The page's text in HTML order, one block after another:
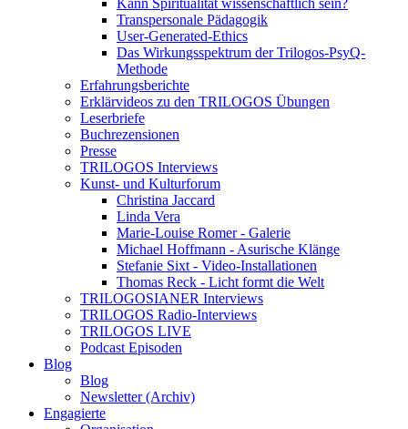
Transpersonale Pädagogik
User-Generated-Ethics
Das Wirkungsspektrum der Trilogos-PsyQ-
Methode
Erfahrungsberichte
Erklärvideos zu den TRILOGOS Übungen
Leserbriefe
Buchrezensionen
Presse
TRILOGOS Interviews
Kunst- und Kulturforum
Christina Jaccard
Linda Vera
Marie-Louise Romer - Galerie
Michael Hoffmann - Asurische Klänge
Stefanie Sixt - Video-Installationen
Thomas Reck - Licht formt die Welt
TRILOGOSIANER Interviews
TRILOGOS Radio-Interviews
TRILOGOS LIVE
Podcast Episoden
Blog
Blog
Newsletter (Archiv)
Engagierte